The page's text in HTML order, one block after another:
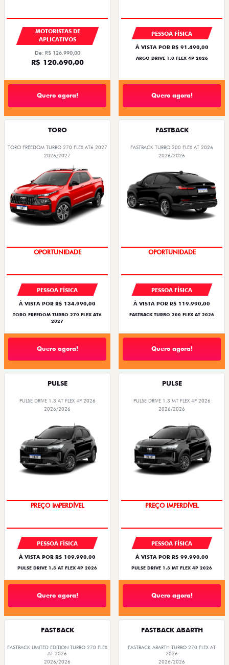
MOTORISTAS DE
APLICATIVOS
De: R$ 126.990,00
R$ 120.690,00
Quero agora!
PESSOA FÍSICA
À VISTA POR R$ 91.490,00
ARGO DRIVE 1.0 FLEX 4P 2026
Quero agora!
TORO
TORO FREEDOM TURBO 270 FLEX AT6 2027
2026/2027
OPORTUNIDADE
PESSOA FÍSICA
À VISTA POR R$ 134.990,00
TORO FREEDOM TURBO 270 FLEX AT6
2027
Quero agora!
FASTBACK
FASTBACK TURBO 200 FLEX AT 2026
2026/2026
OPORTUNIDADE
PESSOA FÍSICA
À VISTA POR R$ 119.990,00
FASTBACK TURBO 200 FLEX AT 2026
Quero agora!
PULSE
PULSE DRIVE 1.3 AT FLEX 4P 2026
2026/2026
PREÇO IMPERDÍVEL
PESSOA FÍSICA
À VISTA POR R$ 109.990,00
PULSE DRIVE 1.3 AT FLEX 4P 2026
Quero agora!
PULSE
PULSE DRIVE 1.3 MT FLEX 4P 2026
2026/2026
PREÇO IMPERDÍVEL
PESSOA FÍSICA
À VISTA POR R$ 99.990,00
PULSE DRIVE 1.3 MT FLEX 4P 2026
Quero agora!
FASTBACK
FASTBACK LIMITED EDITION TURBO 270 FLEX
AT 2026
2026/2026
FASTBACK ABARTH
FASTBACK ABARTH TURBO 270 FLEX AT
2026
2026/2026